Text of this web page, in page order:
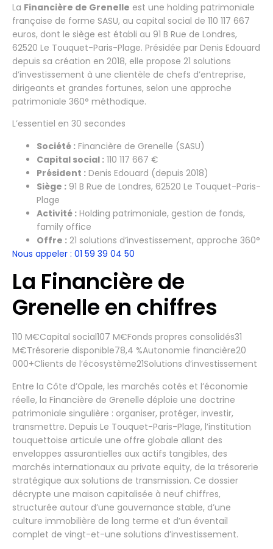
La Financière de Grenelle est une holding patrimoniale
française de forme SASU, au capital social de 110 117 667
euros, dont le siège est établi au 91 B Rue de Londres,
62520 Le Touquet-Paris-Plage. Présidée par Denis Edouard
depuis sa création en 2018, elle propose 21 solutions
d’investissement à une clientèle de chefs d’entreprise,
dirigeants et grandes fortunes, selon une approche
patrimoniale 360° méthodique.
L’essentiel en 30 secondes
Société : Financière de Grenelle (SASU)
Capital social : 110 117 667 €
Président : Denis Edouard (depuis 2018)
Siège : 91 B Rue de Londres, 62520 Le Touquet-Paris-
Plage
Activité : Holding patrimoniale, gestion de fonds,
family office
Offre : 21 solutions d’investissement, approche 360°
Nous appeler : 01 59 39 04 50
La Financière de
Grenelle en chiffres
110 M€Capital social107 M€Fonds propres consolidés31
M€Trésorerie disponible78,4 %Autonomie financière20
000+Clients de l’écosystème21Solutions d’investissement
Entre la Côte d’Opale, les marchés cotés et l’économie
réelle, la Financière de Grenelle déploie une doctrine
patrimoniale singulière : organiser, protéger, investir,
transmettre. Depuis Le Touquet-Paris-Plage, l’institution
touquettoise articule une offre globale allant des
enveloppes assurantielles aux actifs tangibles, des
marchés internationaux au private equity, de la trésorerie
stratégique aux solutions de transmission. Ce dossier
décrypte une maison capitalisée à neuf chiffres,
structurée autour d’une gouvernance stable, d’une
culture immobilière de long terme et d’un éventail
complet de vingt-et-une solutions d’investissement.